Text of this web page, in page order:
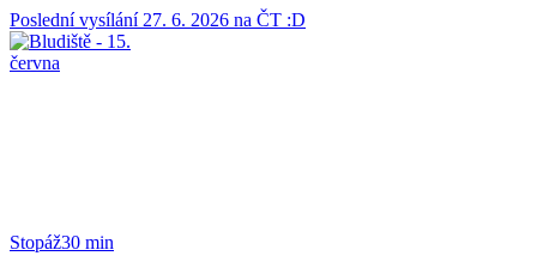
Poslední vysílání 27. 6. 2026 na ČT :D
Stopáž30 min